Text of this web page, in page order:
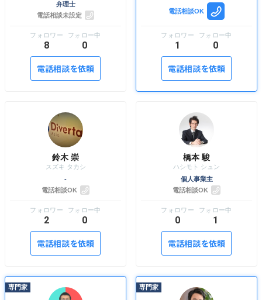
弁理士
電話相談未設定
8 0
電話相談を依頼
電話相談OK
1 0
電話相談を依頼
鈴木 崇
-
電話相談OK
2 0
電話相談を依頼
橋本 駿
個人事業主
電話相談OK
0 1
電話相談を依頼